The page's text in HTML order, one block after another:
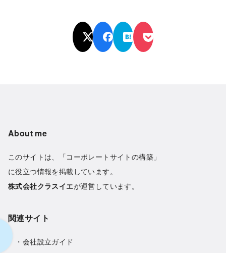
About me
このサイトは、「コーポレートサイトの構築」
に役立つ情報を掲載しています。
株式会社クラスイエが運営しています。
関連サイト
・ 会社設立ガイド